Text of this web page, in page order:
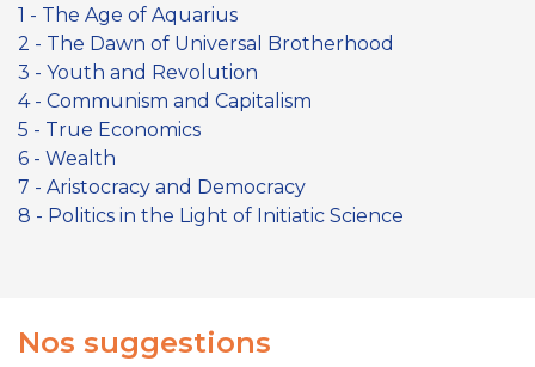
1 - The Age of Aquarius
2 - The Dawn of Universal Brotherhood
3 - Youth and Revolution
4 - Communism and Capitalism
5 - True Economics
6 - Wealth
7 - Aristocracy and Democracy
8 - Politics in the Light of Initiatic Science
Nos suggestions